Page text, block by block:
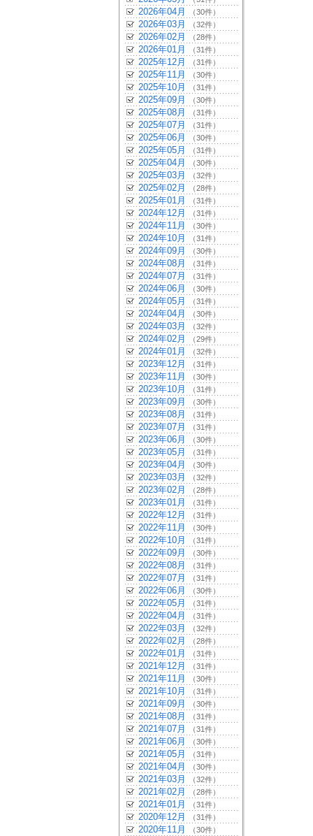
2026年04月 （30件）
2026年03月 （32件）
2026年02月 （28件）
2026年01月 （31件）
2025年12月 （31件）
2025年11月 （30件）
2025年10月 （31件）
2025年09月 （30件）
2025年08月 （31件）
2025年07月 （31件）
2025年06月 （30件）
2025年05月 （31件）
2025年04月 （30件）
2025年03月 （32件）
2025年02月 （28件）
2025年01月 （31件）
2024年12月 （31件）
2024年11月 （30件）
2024年10月 （31件）
2024年09月 （30件）
2024年08月 （31件）
2024年07月 （31件）
2024年06月 （30件）
2024年05月 （31件）
2024年04月 （30件）
2024年03月 （32件）
2024年02月 （29件）
2024年01月 （32件）
2023年12月 （31件）
2023年11月 （30件）
2023年10月 （31件）
2023年09月 （30件）
2023年08月 （31件）
2023年07月 （31件）
2023年06月 （30件）
2023年05月 （31件）
2023年04月 （30件）
2023年03月 （32件）
2023年02月 （28件）
2023年01月 （31件）
2022年12月 （31件）
2022年11月 （30件）
2022年10月 （31件）
2022年09月 （30件）
2022年08月 （31件）
2022年07月 （31件）
2022年06月 （30件）
2022年05月 （31件）
2022年04月 （31件）
2022年03月 （32件）
2022年02月 （28件）
2022年01月 （31件）
2021年12月 （31件）
2021年11月 （30件）
2021年10月 （31件）
2021年09月 （30件）
2021年08月 （31件）
2021年07月 （31件）
2021年06月 （30件）
2021年05月 （31件）
2021年04月 （30件）
2021年03月 （32件）
2021年02月 （28件）
2021年01月 （31件）
2020年12月 （31件）
2020年11月 （30件）